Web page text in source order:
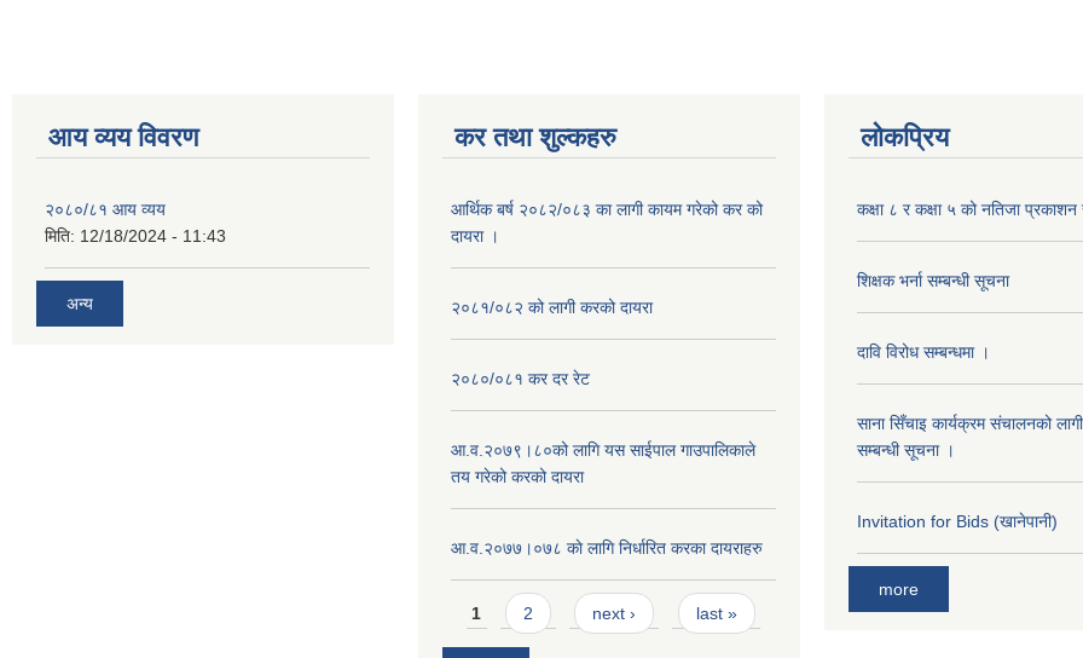
आय व्यय विवरण
२०८०/८१ आय व्यय
मिति: 12/18/2024 - 11:43
अन्य
कर तथा शुल्कहरु
आर्थिक बर्ष २०८२/०८३ का लागी कायम गरेको कर को
दायरा ।
२०८१/०८२ को लागी करको दायरा
२०८०/०८१ कर दर रेट
आ.व.२०७९।८०को लागि यस साईपाल गाउपालिकाले
तय गरेको करको दायरा
आ‍.व.२०७७।०७८ काे लागि निर्धारित करका दायराहरु
Pages
1 2 next › last »
लोकप्रिय
कक्षा ८ र कक्षा ५ को नतिजा प्रकाशन
शिक्षक भर्ना सम्बन्धी सूचना
दावि विरोध सम्बन्धमा ।
साना सिँचाइ कार्यक्रम संचालनको
सम्बन्धी सूचना ।
Invitation for Bids (खानेपानी)
more